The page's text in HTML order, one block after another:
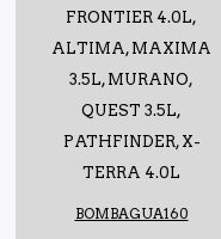
FRONTIER 4.0L,
ALTIMA, MAXIMA
3.5L, MURANO,
QUEST 3.5L,
PATHFINDER, X-
TERRA 4.0L
BOMBAGUA160